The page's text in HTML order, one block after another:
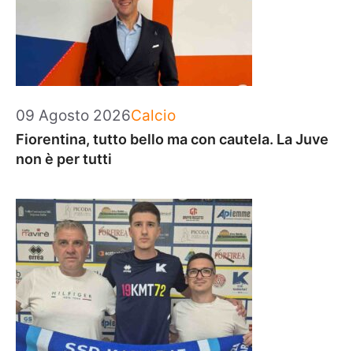
09 Agosto 2026Categorie
Calcio
Fiorentina, tutto bello ma con cautela. La Juve
non è per tutti